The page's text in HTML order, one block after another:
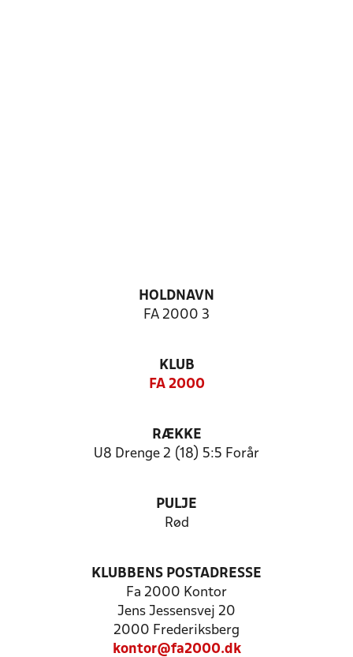
HOLDNAVN
FA 2000 3
KLUB
FA 2000
RÆKKE
U8 Drenge 2 (18) 5:5 Forår
PULJE
Rød
KLUBBENS POSTADRESSE
Fa 2000 Kontor
Jens Jessensvej 20
2000 Frederiksberg
kontor@fa2000.dk